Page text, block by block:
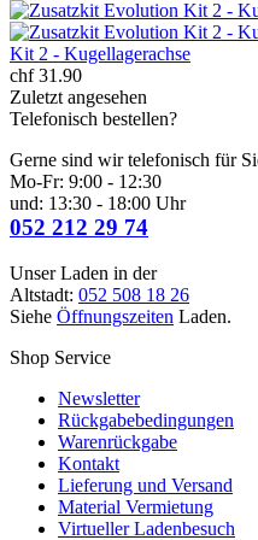
Kit 2 - Kugellagerachse
chf 31.90
Zuletzt angesehen
Telefonisch bestellen?
Gerne sind wir telefonisch für
Mo-Fr: 9:00 - 12:30
und: 13:30 - 18:00 Uhr
052 212 29 74
Unser Laden in der
Altstadt: 052 508 18 26
Siehe Öffnungszeiten Laden.
Shop Service
Newsletter
Rückgabebedingungen
Warenrückgabe
Kontakt
Lieferung und Versand
Material Vermietung
Virtueller Ladenbesuch